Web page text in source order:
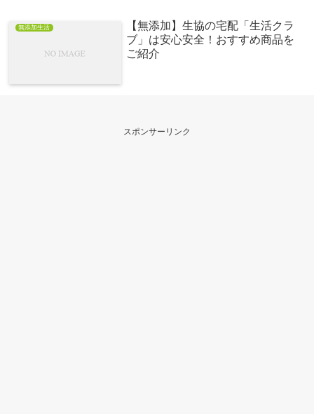
無添加生活
【無添加】生協の宅配「生活クラ
ブ」は安心安全！おすすめ商品を
ご紹介
スポンサーリンク